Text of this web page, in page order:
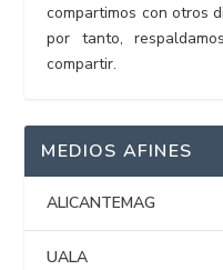
compartimos con otros
por tanto,
compartir.
MEDIOS AFINES
ALICANTEMAG
UALA